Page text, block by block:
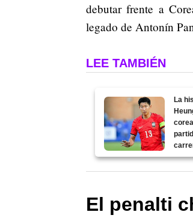
debutar frente a
legado de Antonín
LEE TAMBIÉN
La
El penalti